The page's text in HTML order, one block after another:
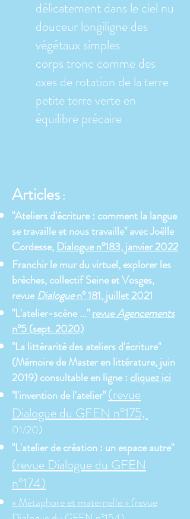
délicatement dans le ciel nu
douceur longiligne des
végétaux simples
corps tronc comme des
axes de rotation de la terre
petite terre verte en
équilibre précaire
Articles:
"Ateliers d'écriture : comment la langue
se travaille et nous travaille" avec Joëlle
Cordesse, Dialogue n°183, janvier 2022
Franchir le mur du virtuel, explorer les
brèches, collectif Seine et Vosges,
revueDialoguen° 181, juillet 2021
"L'atelier-scène ..."revueAgencements
n°5 (sept. 2020)
"La littérarité des ateliers d'écriture"
(Mémoire de Master en littérature, juin
2019) consultable en ligne : cliquez ici
"l'invention de l'atelier"(revue
Dialogue du GFEN n°175,
01/20)
"L'atelier de création : un espace autre"
(revue Dialogue du GFEN
n°174)
« Métaphore et maternelle » (revue